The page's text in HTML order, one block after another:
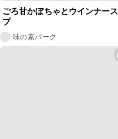
ごろ甘かぼちゃとウインナー
プ
味の素パーク